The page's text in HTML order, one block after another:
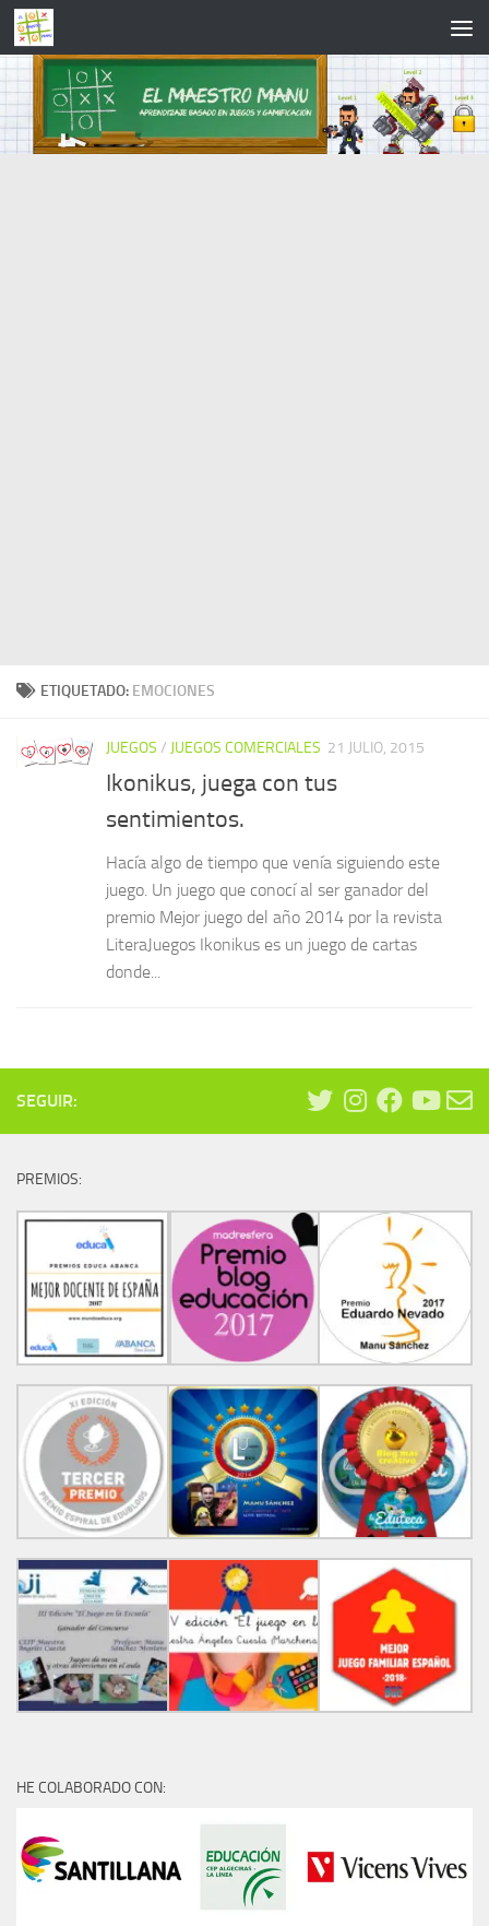
Saltar al contenido
ETIQUETADO: EMOCIONES
JUEGOS / JUEGOS COMERCIALES 21 JULIO, 2015
Ikonikus, juega con tus
sentimientos.
Hacía algo de tiempo que venía siguiendo este
juego. Un juego que conocí al ser ganador del
premio Mejor juego del año 2014 por la revista
LiteraJuegos Ikonikus es un juego de cartas
donde...
SEGUIR:
PREMIOS:
HE COLABORADO CON: